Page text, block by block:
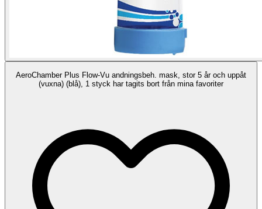
AeroChamber Plus Flow-Vu andningsbeh. mask, stor 5 år och uppåt
(vuxna) (blå), 1 styck har tagits bort från mina favoriter